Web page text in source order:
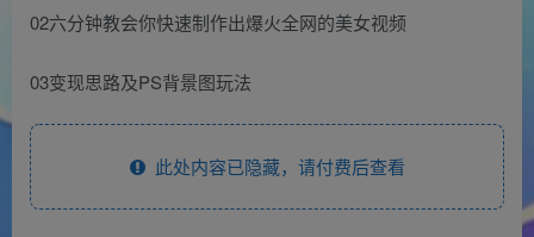
02六分钟教会你快速制作出爆火全网的美女视频
03变现思路及PS背景图玩法
此处内容已隐藏，请付费后查看